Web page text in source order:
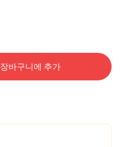
장바구니에 추가